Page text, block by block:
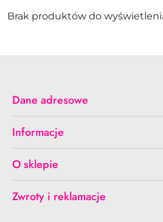
Brak produktów do
Dane adresowe
Informacje
O sklepie
Zwroty i reklamacje